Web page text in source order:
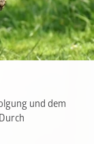
und dem